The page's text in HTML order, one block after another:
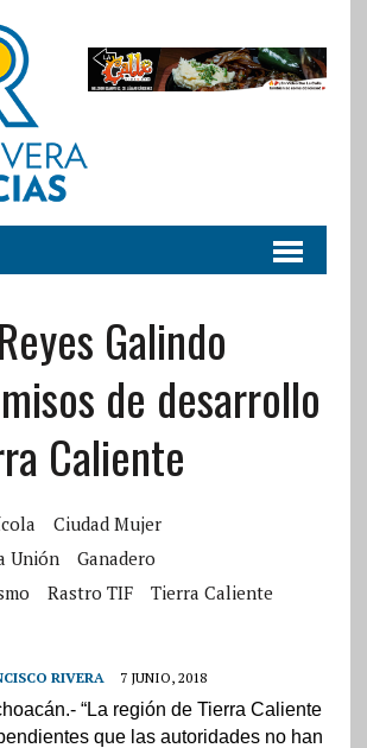
Galindo
de desarrollo
Caliente
Ciudad Mujer
Unión
Ganadero
Rastro TIF Tierra Caliente
RIVERA 7 JUNIO, 2018
“La región de Tierra Caliente
que las autoridades no han